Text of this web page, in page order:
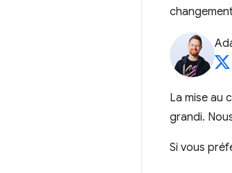
La mise au
grandi.
Si vous